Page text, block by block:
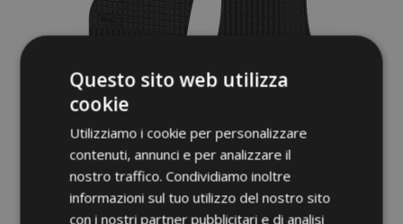
Questo sito web utilizza
cookie
Utilizziamo i cookie per personalizzare
contenuti, annunci e per analizzare il
nostro traffico. Condividiamo inoltre
informazioni sul tuo utilizzo del nostro sito
con i nostri partner pubblicitari e di analisi